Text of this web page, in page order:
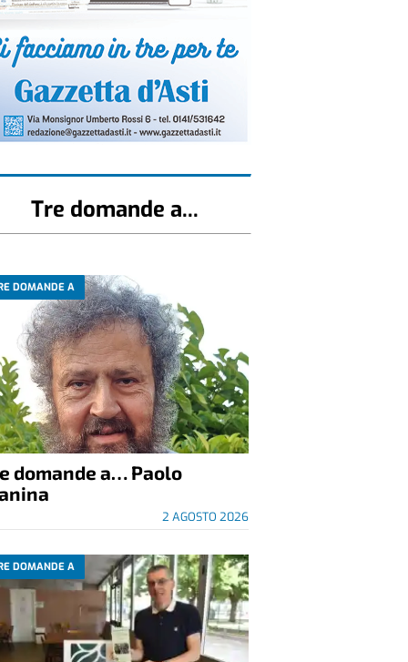
Tre domande a...
DOMANDE A
domande a… Paolo
2 AGOSTO 2026
DOMANDE A